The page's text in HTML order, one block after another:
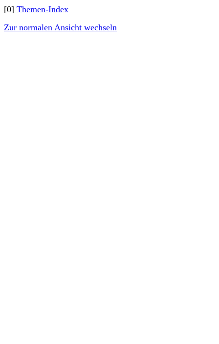
[0] Themen-Index
Zur normalen Ansicht wechseln